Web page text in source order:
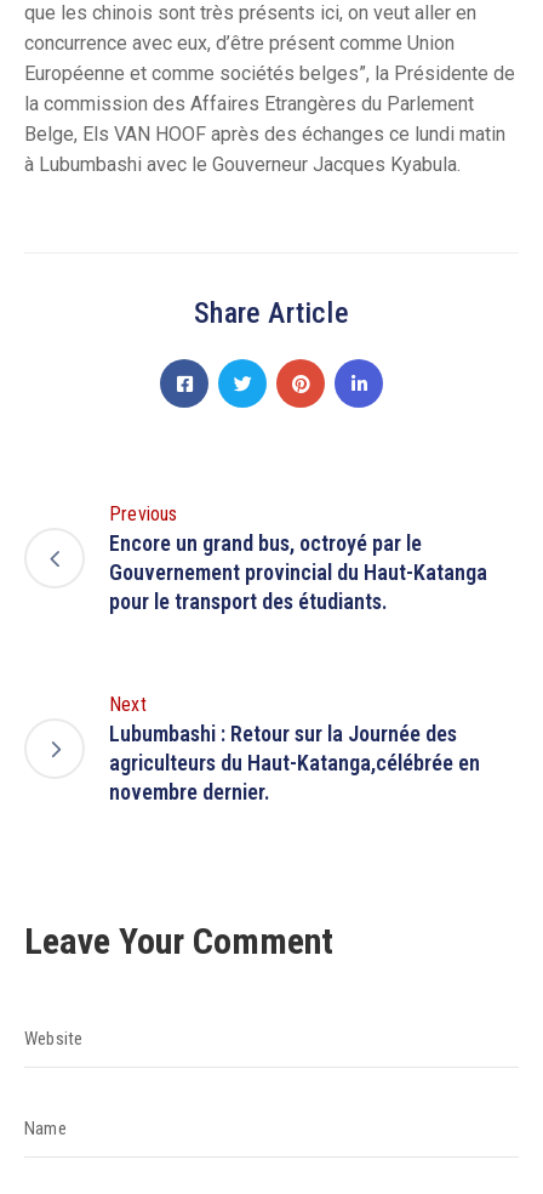
que les chinois sont très présents ici, on veut aller en
concurrence avec eux, d’être présent comme Union
Européenne et comme sociétés belges”, la Présidente de
la commission des Affaires Etrangères du Parlement
Belge, Els VAN HOOF après des échanges ce lundi matin
à Lubumbashi avec le Gouverneur Jacques Kyabula.
Share Article
Previous
Encore un grand bus, octroyé par le
Gouvernement provincial du Haut-Katanga
pour le transport des étudiants.
Next
Lubumbashi : Retour sur la Journée des
agriculteurs du Haut-Katanga,célébrée en
novembre dernier.
Leave Your Comment